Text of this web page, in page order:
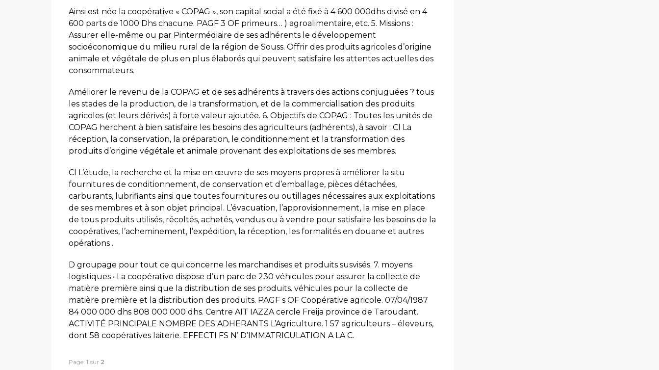
Ainsi est née la coopérative « COPAG », son capital social a été fixé à 4 600 000dhs divisé en 4
600 parts de 1000 Dhs chacune. PAGF 3 OF primeurs… ) agroalimentaire, etc. 5. Missions :
Assurer elle-même ou par Pintermédiaire de ses adhérents le développement
socioéconomique du milieu rural de la région de Souss. Offrir des produits agricoles d’origine
animale et végétale de plus en plus élaborés qui peuvent satisfaire les attentes actuelles des
consommateurs.
Améliorer le revenu de la COPAG et de ses adhérents à travers des actions conjuguées ? tous
les stades de la production, de la transformation, et de la commerciallsation des produits
agricoles (et leurs dérivés) à forte valeur ajoutée. 6. Objectifs de COPAG : Toutes les unités de
COPAG herchent à bien satisfaire les besoins des agriculteurs (adhérents), à savoir : Cl La
réception, la conservation, la préparation, le conditionnement et la transformation des
produits d’origine végétale et animale provenant des exploitations de ses membres.
Cl L’étude, la recherche et la mise en œuvre de ses moyens propres à améliorer la situ
fournitures de conditionnement, de conservation et d’emballage, pièces détachées,
carburants, lubrifiants ainsi que toutes fournitures ou outillages nécessaires aux exploitations
de ses membres et à son objet principal. L’évacuation, l’approvisionnement, la mise en place
de tous produits utilisés, récoltés, achetés, vendus ou à vendre pour satisfaire les besoins de la
coopératives, l’acheminement, l’expédition, la réception, les formalités en douane et autres
opérations .
D groupage pour tout ce qui concerne les marchandises et produits susvisés. 7. moyens
logistiques • La coopérative dispose d’un parc de 230 véhicules pour assurer la collecte de
matière première ainsi que la distribution de ses produits. véhicules pour la collecte de
matière première et la distribution des produits. PAGF s OF Coopérative agricole. 07/04/1987
84 000 000 dhs 808 000 000 dhs. Centre AIT IAZZA cercle Freija province de Taroudant.
ACTIVITÉ PRINCIPALE NOMBRE DES ADHERANTS L’Agriculture. 1 57 agriculteurs – éleveurs,
dont 58 coopératives laiterie. EFFECTI FS N’ D’IMMATRICULATION A LA C.
Page: 1 sur 2